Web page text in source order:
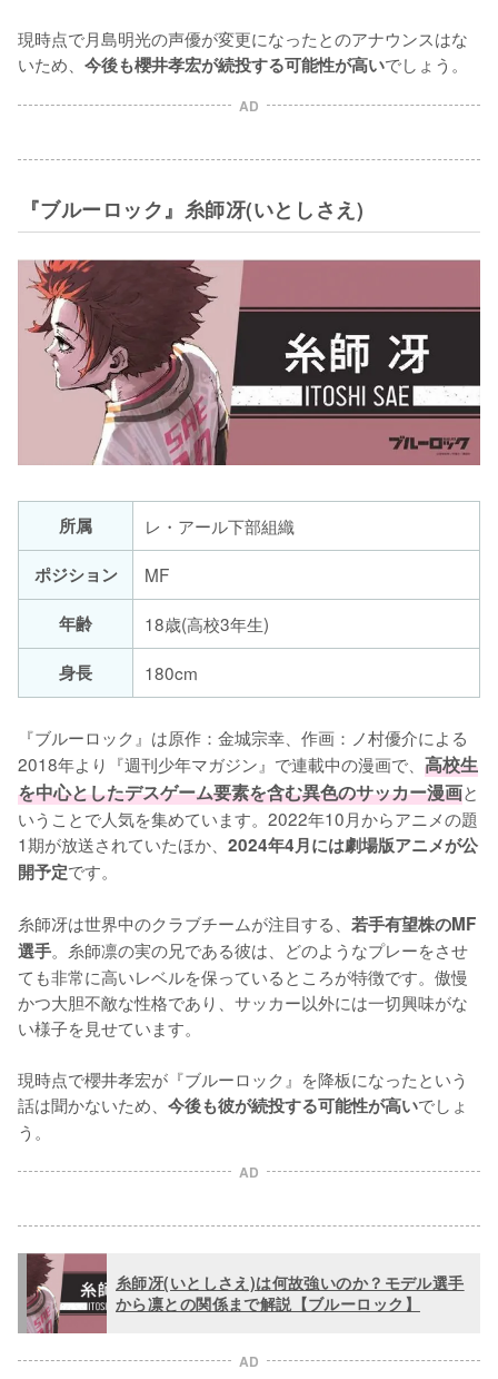
現時点で月島明光の声優が変更になったとのアナウンスはな
いため、 今後も櫻井孝宏が続投する可能性が高いでしょう。
AD
『ブルーロック』糸師冴(いとしさえ)
所属
レ・アール下部組織
ポジション
MF
年齢
18歳(高校3年生)
身長
180cm
『ブルーロック』は原作：金城宗幸、作画：ノ村優介による
2018年より『週刊少年マガジン』で連載中の漫画で、 高校生
を中心としたデスゲーム要素を含む異色のサッカー漫画と
いうことで人気を集めています。2022年10月からアニメの題
1期が放送されていたほか、 2024年4月には劇場版アニメが公
開予定です。
糸師冴は世界中のクラブチームが注目する、 若手有望株のMF
選手。糸師凛の実の兄である彼は、どのようなプレーをさせ
ても非常に高いレベルを保っているところが特徴です。傲慢
かつ大胆不敵な性格であり、サッカー以外には一切興味がな
い様子を見せています。
現時点で櫻井孝宏が『ブルーロック』を降板になったという
話は聞かないため、 今後も彼が続投する可能性が高いでしょ
う。
AD
糸師冴(いとしさえ)は何故強いのか？モデル選手
から凛との関係まで解説【ブルーロック】
AD